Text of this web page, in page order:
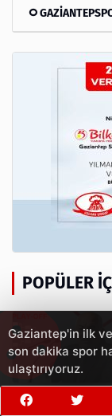
POPÜLER
Gaziantep'in ilk
son dakika spor
ulaştırıyoruz.